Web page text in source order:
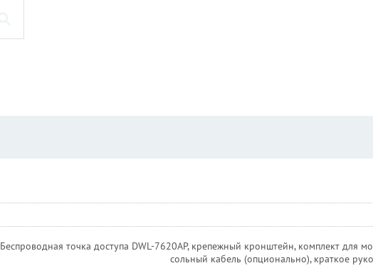
Беспроводная точка доступа DWL-7620AP, крепежный кронштейн, комплект для
сольный кабель (опционально), краткое